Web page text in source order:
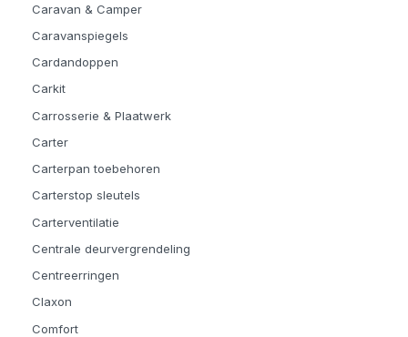
Caravan & Camper
Caravanspiegels
Cardandoppen
Carkit
Carrosserie & Plaatwerk
Carter
Carterpan toebehoren
Carterstop sleutels
Carterventilatie
Centrale deurvergrendeling
Centreerringen
Claxon
Comfort